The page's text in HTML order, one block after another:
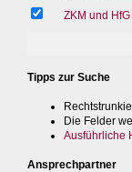
ZKM und
Tipps zur Suche
Die Felder
Ausführliche
Ansprechpartner